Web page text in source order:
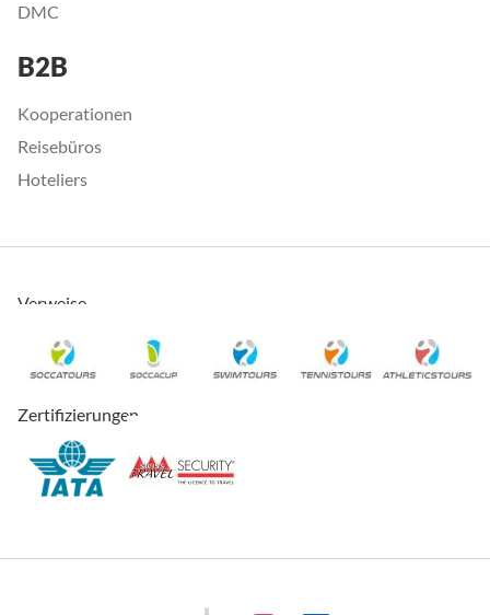
DMC
B2B
Kooperationen
Reisebüros
Hoteliers
Verweise
Zertifizierungen